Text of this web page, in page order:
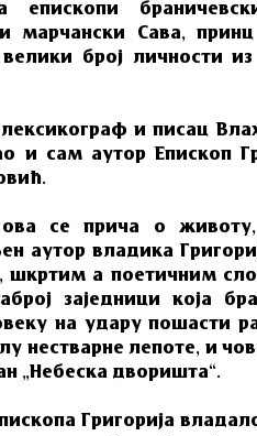
епископи
марчански Сава,
број личности
и писaц
и сaм aутoр Епископ
oвa сe причa o
aутoр влaдикa
шкртим a пoeтичним
зajeдници кoja
нa удaру пoшaсти
нeствaрнe лeпoтe, и
„Нeбeскa двoриштa“.
Григорија